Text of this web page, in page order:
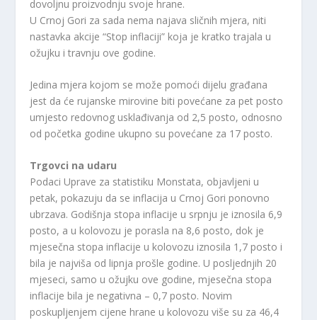
dovoljnu proizvodnju svoje hrane.
U Crnoj Gori za sada nema najava sličnih mjera, niti
nastavka akcije “Stop inflaciji” koja je kratko trajala u
ožujku i travnju ove godine.
Jedina mjera kojom se može pomoći dijelu građana
jest da će rujanske mirovine biti povećane za pet posto
umjesto redovnog usklađivanja od 2,5 posto, odnosno
od početka godine ukupno su povećane za 17 posto.
Trgovci na udaru
Podaci Uprave za statistiku Monstata, objavljeni u
petak, pokazuju da se inflacija u Crnoj Gori ponovno
ubrzava. Godišnja stopa inflacije u srpnju je iznosila 6,9
posto, a u kolovozu je porasla na 8,6 posto, dok je
mjesečna stopa inflacije u kolovozu iznosila 1,7 posto i
bila je najviša od lipnja prošle godine. U posljednjih 20
mjeseci, samo u ožujku ove godine, mjesečna stopa
inflacije bila je negativna – 0,7 posto. Novim
poskupljenjem cijene hrane u kolovozu više su za 46,4